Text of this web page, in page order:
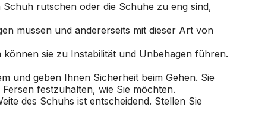
rutschen oder die Schuhe zu eng sind,
müssen und andererseits mit dieser Art von
sie zu Instabilität und Unbehagen führen.
und geben Ihnen Sicherheit beim Gehen. Sie
festzuhalten, wie Sie möchten.
des Schuhs ist entscheidend. Stellen Sie